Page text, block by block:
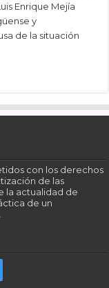
Enrique Mejía
y
de la situación
con los derechos
de las
la actualidad de
de un